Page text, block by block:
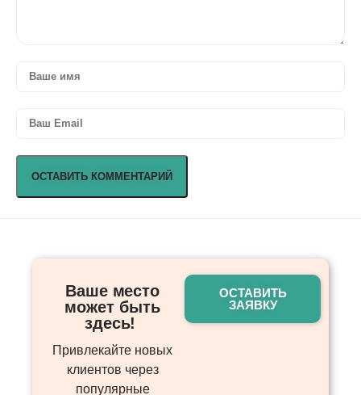
Ваше место
может быть
здесь! ​
Привлекайте новых
клиентов через
популярные
ОСТАВИТЬ
ЗАЯВКУ